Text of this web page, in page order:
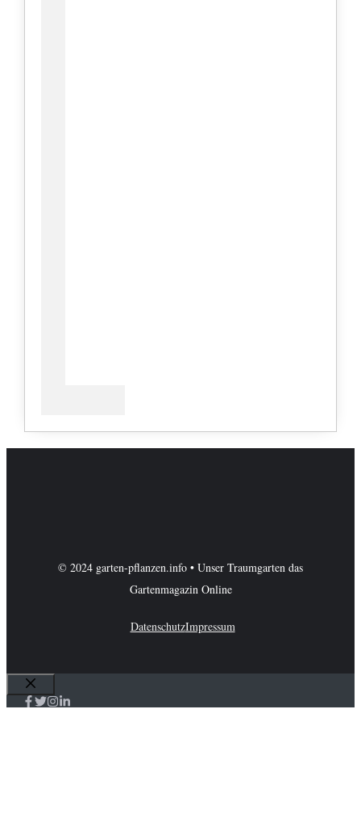
© 2024 garten-pflanzen.info • Unser Traumgarten das
Gartenmagazin Online
DatenschutzImpressum
Schließen